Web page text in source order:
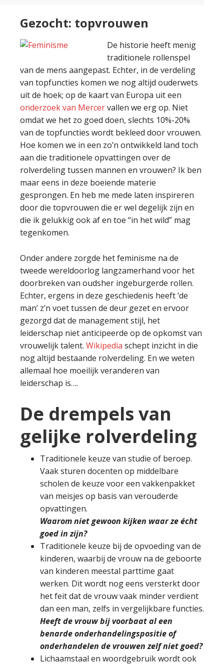
Gezocht: topvrouwen
De historie heeft menig
traditionele rollenspel
van de mens aangepast. Echter, in de verdeling
van topfuncties komen we nog altijd ouderwets
uit de hoek; op de kaart van Europa uit een
onderzoek van Mercervallen we erg op. Niet
omdat we het zo goed doen, slechts 10%-20%
van de topfuncties wordt bekleed door vrouwen.
Hoe komen we in een zo’n ontwikkeld land toch
aan die traditionele opvattingen over de
rolverdeling tussen mannen en vrouwen? Ik ben
maar eens in deze boeiende materie
gesprongen. En heb me mede laten inspireren
door die topvrouwen die er wel degelijk zijn en
die ik gelukkig ook af en toe “in het wild” mag
tegenkomen.
Onder andere zorgde het feminisme na de
tweede wereldoorlog langzamerhand voor het
doorbreken van oudsher ingeburgerde rollen.
Echter, ergens in deze geschiedenis heeft ‘de
man’ z’n voet tussen de deur gezet en ervoor
gezorgd dat de management stijl, het
leiderschap niet anticipeerde op de opkomst van
vrouwelijk talent. Wikipedia schept inzicht in die
nog altijd bestaande rolverdeling. En we weten
allemaal hoe moeilijk veranderen van
leiderschap is….
De drempels van
gelijke rolverdeling
Traditionele keuze van studie of beroep.
Vaak sturen docenten op middelbare
scholen de keuze voor een vakkenpakket
van meisjes op basis van verouderde
opvattingen.
Waarom niet gewoon kijken waar ze écht
goed in zijn?
Traditionele keuze bij de opvoeding van de
kinderen, waarbij de vrouw na de geboorte
van kinderen meestal parttime gaat
werken. Dit wordt nog eens versterkt door
het feit dat de vrouw vaak minder verdient
dan een man, zelfs in vergelijkbare functies.
Heeft de vrouw bij voorbaat al een
benarde onderhandelingspositie of
onderhandelen de vrouwen zelf niet goed?
Lichaamstaal en woordgebruik wordt ook